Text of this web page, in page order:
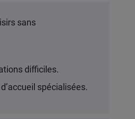
sans
difficiles.
spécialisées.